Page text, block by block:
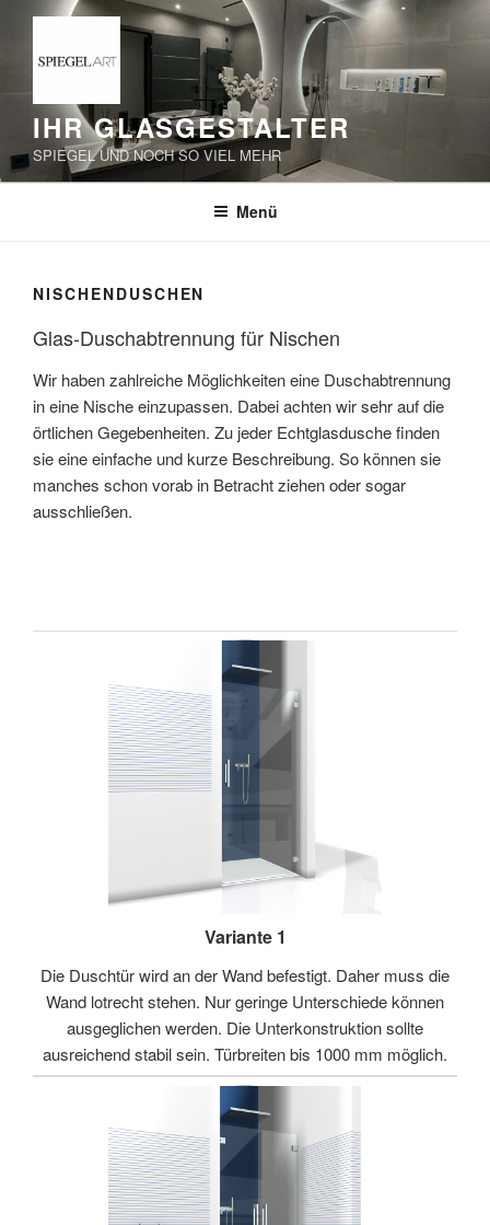
springen
IHR GLASGESTALTER
SPIEGEL UND NOCH SO VIEL MEHR
Menü
NISCHENDUSCHEN
Glas-Duschabtrennung für Nischen
Wir haben zahlreiche Möglichkeiten eine Duschabtrennung
in eine Nische einzupassen. Dabei achten wir sehr auf die
örtlichen Gegebenheiten. Zu jeder Echtglasdusche finden
sie eine einfache und kurze Beschreibung. So können sie
manches schon vorab in Betracht ziehen oder sogar
ausschließen.
Variante 1
Die Duschtür wird an der Wand befestigt. Daher muss die
Wand lotrecht stehen. Nur geringe Unterschiede können
ausgeglichen werden. Die Unterkonstruktion sollte
ausreichend stabil sein. Türbreiten bis 1000 mm möglich.